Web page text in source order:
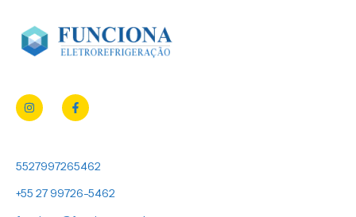
5527997265462
+55 27 99726-5462